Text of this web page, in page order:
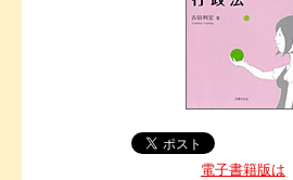
電子書籍版は